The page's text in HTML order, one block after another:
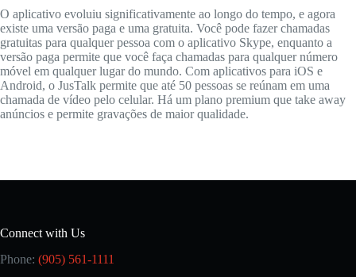
O aplicativo evoluiu significativamente ao longo do tempo, e agora
existe uma versão paga e uma gratuita. Você pode fazer chamadas
gratuitas para qualquer pessoa com o aplicativo Skype, enquanto a
versão paga permite que você faça chamadas para qualquer número
móvel em qualquer lugar do mundo. Com aplicativos para iOS e
Android, o JusTalk permite que até 50 pessoas se reúnam em uma
chamada de vídeo pelo celular. Há um plano premium que take away
anúncios e permite gravações de maior qualidade.
Connect with Us
Phone: (905) 561-1111